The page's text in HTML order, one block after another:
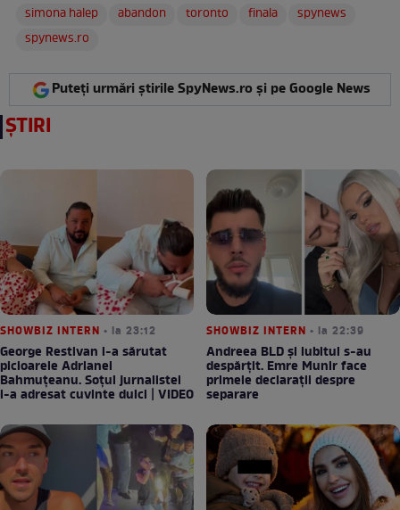
simona halep abandon toronto finala
spynews
spynews.ro
Puteți urmări știrile SpyNews.ro și pe Google News
ȘTIRI
SHOWBIZ INTERN • la 23:12
George Restivan i-a sărutat
picioarele Adrianei
Bahmuțeanu. Soțul jurnalistei
i-a adresat cuvinte dulci | VIDEO
SHOWBIZ INTERN • la 22:39
Andreea BLD și iubitul s-au
despărțit. Emre Munir face
primele declarații despre
separare